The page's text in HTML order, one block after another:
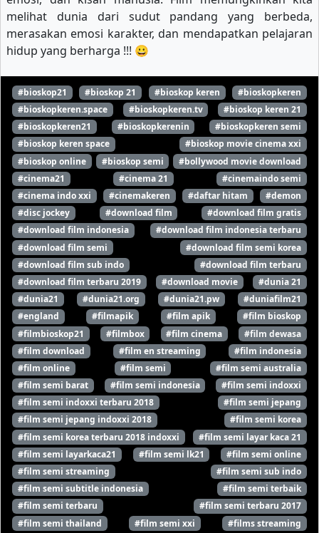
melihat dunia dari sudut pandang yang berbeda,
merasakan emosi karakter, dan mendapatkan pelajaran
hidup yang berharga !!! 😀
#bioskop21 #bioskop 21 #bioskop keren
#bioskopkeren
#bioskopkeren.space
#bioskopkeren.tv
#bioskop keren 21
#bioskopkeren21
#bioskopkerenin
#bioskopkeren semi
#bioskop keren space
#bioskop movie cinema xxi
#bioskop online
#bioskop semi
#bollywood movie download
#cinema21
#cinema 21
#cinemaindo semi
#cinema indo xxi
#cinemakeren #daftar hitam
#demon
#disc jockey
#download film
#download film gratis
#download film indonesia
#download film indonesia terbaru
#download film semi
#download film semi korea
#download film sub indo
#download film terbaru
#download film terbaru 2019
#download movie
#dunia 21
#dunia21
#dunia21.org #dunia21.pw
#duniafilm21
#england
#filmapik #film apik
#film bioskop
#filmbioskop21
#filmbox #film cinema
#film dewasa
#film download
#film en streaming
#film indonesia
#film online
#film semi
#film semi australia
#film semi barat
#film semi indonesia
#film semi indoxxi
#film semi indoxxi terbaru 2018
#film semi jepang
#film semi jepang indoxxi 2018
#film semi korea
#film semi korea terbaru 2018 indoxxi
#film semi layar kaca 21
#film semi layarkaca21
#film semi lk21
#film semi online
#film semi streaming
#film semi sub indo
#film semi subtitle indonesia
#film semi terbaik
#film semi terbaru
#film semi terbaru 2017
#film semi thailand
#film semi xxi
#films streaming